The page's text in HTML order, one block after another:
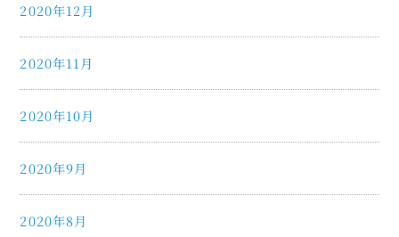
2020年12月
2020年11月
2020年10月
2020年9月
2020年8月